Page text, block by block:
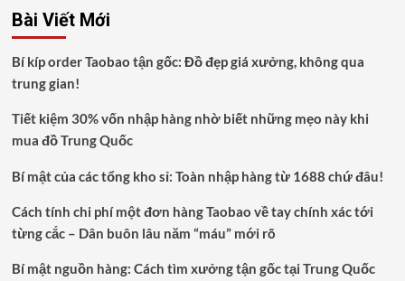
Bài Viết Mới
Bí kíp order Taobao tận gốc: Đồ đẹp giá xưởng, không qua
trung gian!
Tiết kiệm 30% vốn nhập hàng nhờ biết những mẹo này khi
mua đồ Trung Quốc
Bí mật của các tổng kho sỉ: Toàn nhập hàng từ 1688 chứ đâu!
Cách tính chi phí một đơn hàng Taobao về tay chính xác tới
từng cắc – Dân buôn lâu năm “máu” mới rõ
Bí mật nguồn hàng: Cách tìm xưởng tận gốc tại Trung Quốc